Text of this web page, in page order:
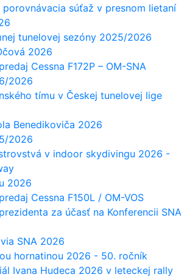
súťaž v presnom lietaní
tunelovej sezóny 2025/2026
2026
Cessna F172P – OM-SNA
2026
tímu v Českej tunelovej lige
Benedikoviča 2026
2026
v indoor skydivingu 2026 -
2026
Cessna F150L / OM-VOS
za účasť na Konferencii SNA
SNA 2026
hornatinou 2026 - 50. ročník
Ivana Hudeca 2026 v leteckej rally